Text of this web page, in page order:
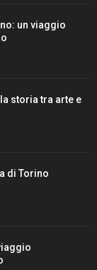
un viaggio
storia tra arte e
di Torino